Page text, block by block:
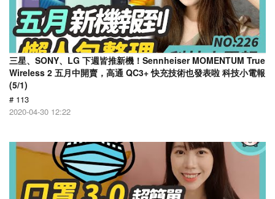
三星、SONY、LG 下週皆推新機！Sennheiser MOMENTUM True
Wireless 2 五月中開賣，高通 QC3+ 快充技術也發表啦 科技小電報
(5/1)
# 113
2020-04-30 12:22